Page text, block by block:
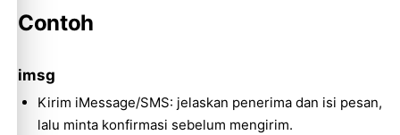
Contoh
imsg
Kirim iMessage/SMS: jelaskan penerima dan isi pesan,
lalu minta konfirmasi sebelum mengirim.